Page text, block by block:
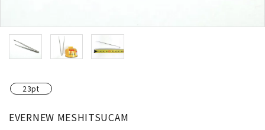
23pt
EVERNEW MESHITSUCAM